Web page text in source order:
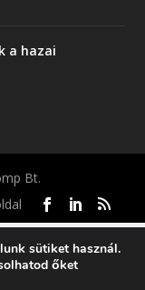
a hazai
Bt.
sütiket használ.
őket